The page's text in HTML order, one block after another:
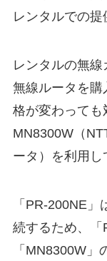
レンタルでの提
レンタルの無線
無線ルータを購
格が変わっても
MN8300W（
ータ）を利用し
「PR-200NE
続するため、「
「MN8300W